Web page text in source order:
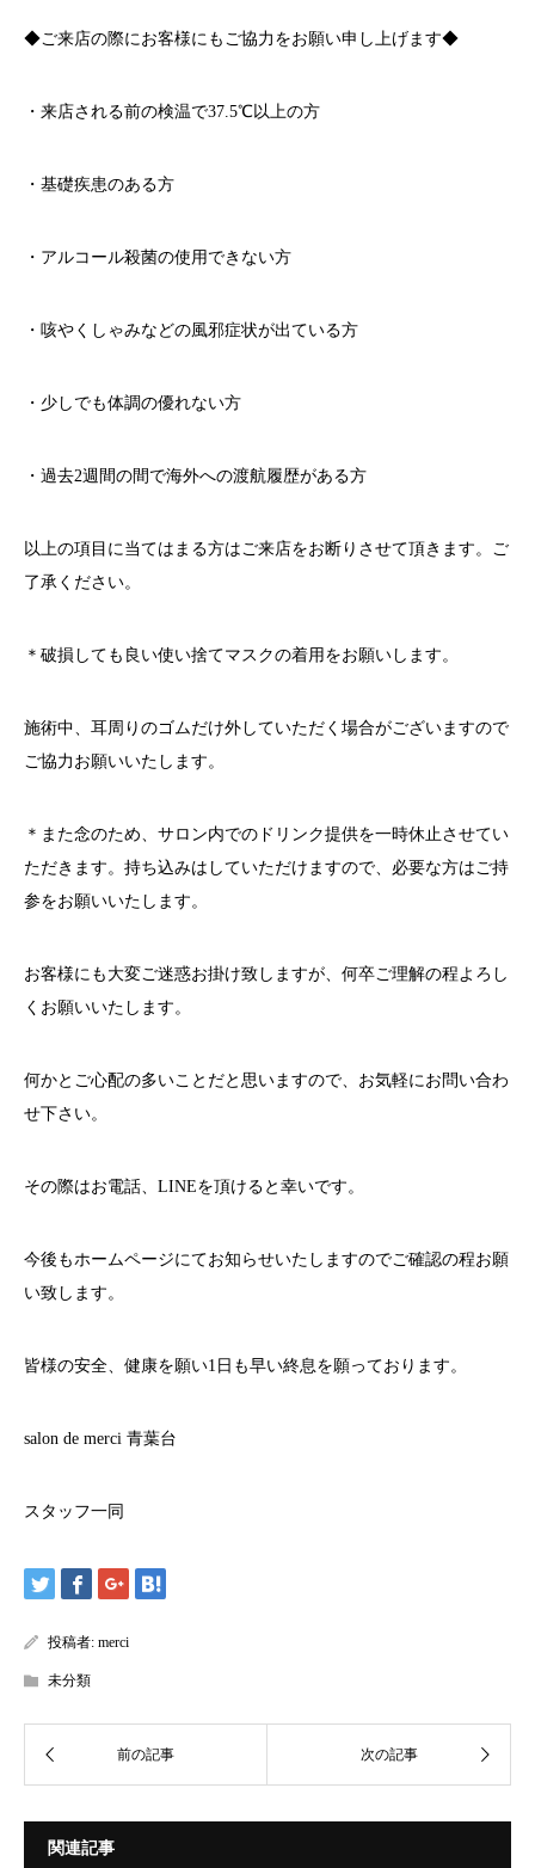
◆ご来店の際にお客様にもご協力をお願い申し上げます◆
・来店される前の検温で37.5℃以上の方
・基礎疾患のある方
・アルコール殺菌の使用できない方
・咳やくしゃみなどの風邪症状が出ている方
・少しでも体調の優れない方
・過去2週間の間で海外への渡航履歴がある方
以上の項目に当てはまる方はご来店をお断りさせて頂きます。ご
了承ください。
＊破損しても良い使い捨てマスクの着用をお願いします。
施術中、耳周りのゴムだけ外していただく場合がございますので
ご協力お願いいたします。
＊また念のため、サロン内でのドリンク提供を一時休止させてい
ただきます。持ち込みはしていただけますので、必要な方はご持
参をお願いいたします。
お客様にも大変ご迷惑お掛け致しますが、何卒ご理解の程よろし
くお願いいたします。
何かとご心配の多いことだと思いますので、お気軽にお問い合わ
せ下さい。
その際はお電話、 LINEを頂けると幸いです。
今後もホームページにてお知らせいたしますのでご確認の程お願
い致します。
皆様の安全、健康を願い1 日も早い終息を願っております。
salon de merci 青葉台
スタッフ一同
投稿者: merci
未分類
関連記事